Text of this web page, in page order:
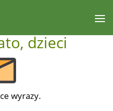
dzieci
wyrazy.